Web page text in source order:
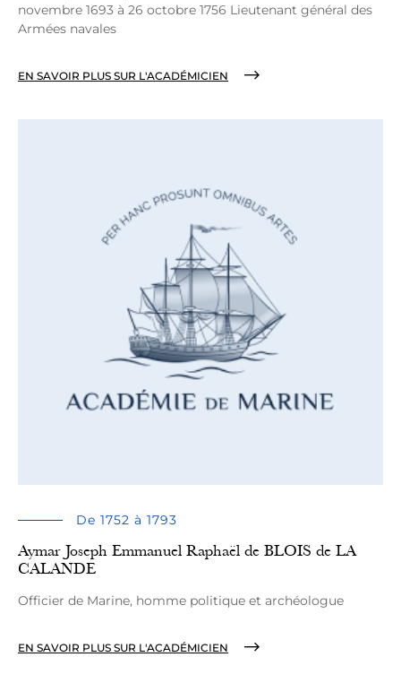
novembre 1693 à 26 octobre 1756 Lieutenant général des
Armées navales
EN SAVOIR PLUS SUR L'ACADÉMICIEN
De 1752 à 1793
Aymar Joseph Emmanuel Raphaël de BLOIS de LA
CALANDE
Officier de Marine, homme politique et archéologue
EN SAVOIR PLUS SUR L'ACADÉMICIEN